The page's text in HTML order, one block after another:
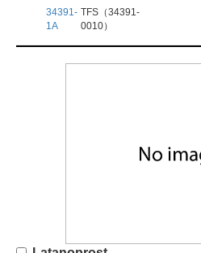
34391-
1A
TFS（34391-
0010）